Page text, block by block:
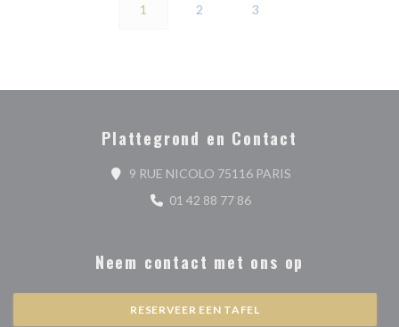
1 2 3
Plattegrond en Contact
9 RUE NICOLO 75116 PARIS((opent in een
01 42 88 77 86
Neem contact met ons op
RESERVEER EEN TAFEL